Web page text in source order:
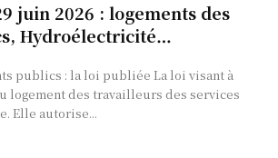
juin 2026 : logements des
Hydroélectricité…
publics : la loi publiée La loi visant à
logement des travailleurs des services
Elle autorise...